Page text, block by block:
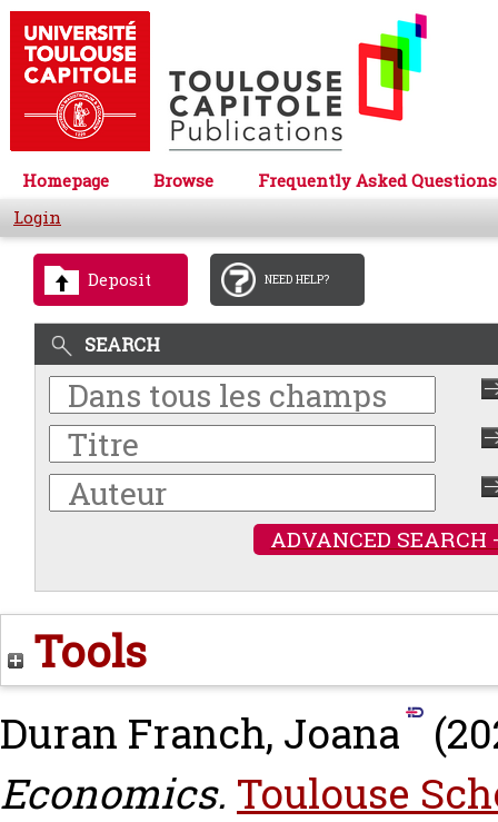
Homepage Browse
Frequently Asked Questions
Login
Deposit NEED HELP?
SEARCH
ADVANCED SEARCH
Tools
Duran Franch, Joana
Economics. Toulouse